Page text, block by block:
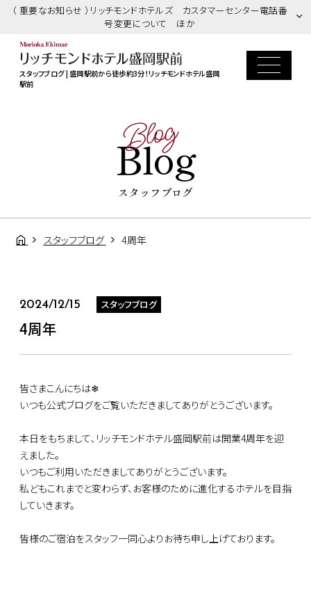
（ 重要なお知らせ ）リッチモンドホテルズ カスタマーセンター電話番
号変更について ほか
スタッフブログ | 盛岡駅前から徒歩約3分！リッチモンドホテル盛岡
駅前
Blog
Blog
スタッフブログ
スタッフブログ 4周年
2024/12/15 スタッフブログ
4周年
皆さまこんにちは❄
いつも公式ブログをご覧いただきましてありがとうございます。
本日をもちまして､リッチモンドホテル盛岡駅前は開業4周年を迎
えました。
いつもご利用いただきましてありがとうございます。
私どもこれまでと変わらず、お客様のために進化するホテルを目指
していきます。
皆様のご宿泊をスタッフ一同心よりお待ち申し上げております。